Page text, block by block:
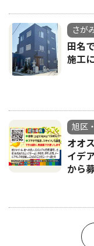
さが
田名
施工
旭区
オオ
イデ
から